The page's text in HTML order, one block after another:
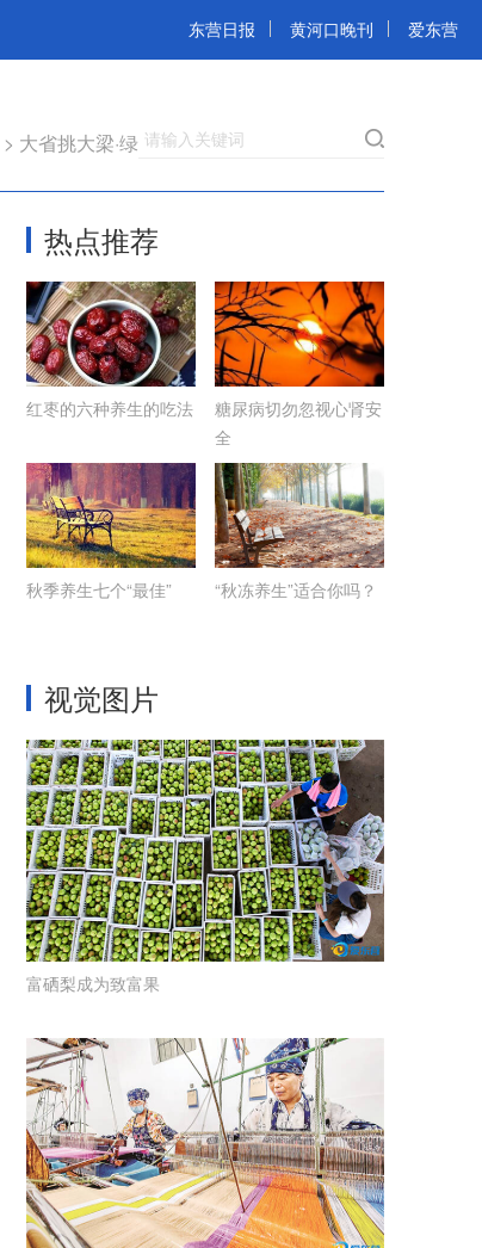
东营日报 黄河口晚刊 爱东营
> 大省挑大梁·绿色先行请输入关键词
热点推荐
红枣的六种养生的吃法
糖尿病切勿忽视心肾安
全
秋季养生七个“最佳” “秋冻养生”适合你吗？
视觉图片
富硒梨成为致富果